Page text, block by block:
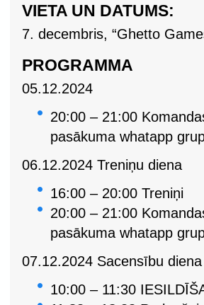
VIETA UN DATUMS:
7. decembris, “Ghetto
PROGRAMMA
05.12.2024
20:00 – 21:00
pasākuma whatapp
06.12.2024 Treniņu diena
16:00 – 20:00 Treniņi
20:00 – 21:00
pasākuma whatapp
07.12.2024 Sacensību diena
10:00 – 11:30